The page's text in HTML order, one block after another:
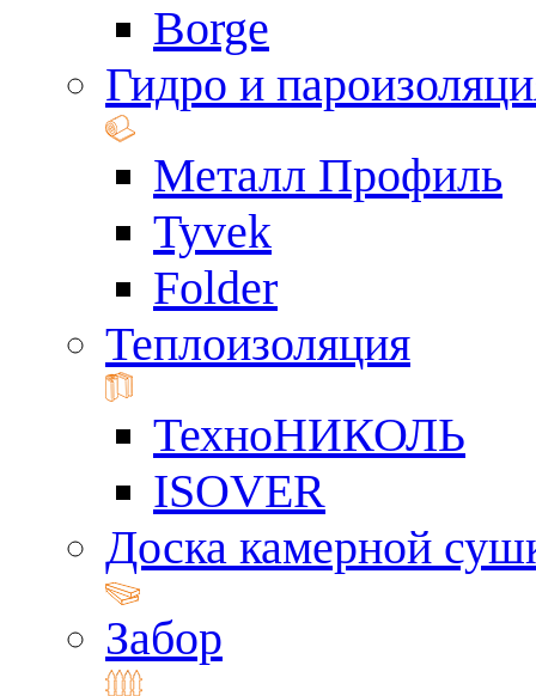
Borge
Гидро и
Металл Профиль
Tyvek
Folder
Теплоизоляция
ТехноНИКОЛЬ
ISOVER
Доска камерной
Забор